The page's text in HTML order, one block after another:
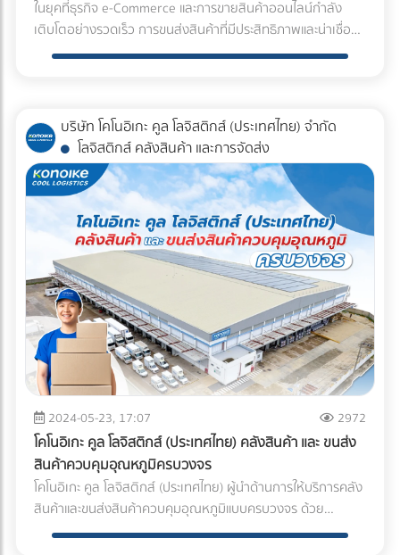
งานเป่าเพื่อลด defect, เป่าเพื่อรีดน้ำออก เป่ารีดน้ำมันออก
อย่างในอุตสาหกรรมการผลิตอลูมิเนียม และอื่นๆอีกมากมาย เรา
มีหัวเป่าลมหลากหลายขนาดตามสายพาน หรือหน้างานนั้นๆ ไม่
ค่าไฟโดยมีทีมขายแนะนำและ สามารถช่วยคุณคำนวณค่าไฟเพื่อ
ประกอบการพิจารณาหากต้องการหารุ่นหัวเป่าลมที่เน้นประหยัด
พลังงานได้อีกด้วย ปืนลมคิเออุจิเลือกหัวเป่าได้ตามความ
ต้องการของลูกค้า เป่ารีเจคตามสายพาน การเพิ่มความชื้นด้วย
หัวฉีดละอองหมอก ไม่ว่าจะเป็นการเพิ่มความชื้นในโรงเรือน เช่น
อุตสาหกรรมการเกษตร ฟาร์ม หรือ การเพิ่มความชื้นในห้อง
Storage สำหรับอุตสาหกรรมอาหาร การเพิ่มความชื้นสำหรับ
อุตสาหกรรม Printing หรือสิ่งทอต่างๆเพื่อลดไฟฟ้าสถิตย์ เรา
สามารถแนะนำหัวฉีดเพื่อไม่ให้หน้างานเปียกด้วยละอองหมอก
7.5 ไมครอน อย่างรุ่น AKIMist®E การฆ่าเชื้อด้วยหัวฉีดสเปรย์
หัวฉีดของอิเคอุจิมีรุ่นแนะนำสำหรับใช้ในการฆ่าเชื้อ หรือนำไปใช้
กับพวกสารเคมีเพื่อฆ่าเชื้ออีกด้วย -หัวฉีดสำหรับอุตรสาหกรรม
รถยนต์ ในหลากหลายขั้นตอนของการผลิตรถยนต์ เรามีหัวฉีด
สำหรับขั้นตอนต่างๆของการผลิต ไม่ว่าจะเป็นกระบวนการ
Sintering, Forging, Casting, Machining, Assembly, Pre-
treatment process หัวฉีดอิเคอุจิสามารถช่วย คุณได้อย่างมี
ประสิทธิภาพในด้าน Humidification, Painting/ Coating,
Cooling Washing and spraying, Stirring, Blow-off Drying
Dust suppression , Fitration and Recycling of Cleaning
water ทางทีมขาย สามารถให้คำปรึกษาและแนะนำหัวฉีดที่เหมาะ
วิถีชีวิตริมน้ำอย่างแท้จริง ในการเดินทางท่องเที่ยวไปยังตลาดน้ำ
คงเป็นคำตอบที่ดีที่สุด ซึ่ง แวนไทย คาราโอเกะ ทัวร์ มีแพ็คเกจ
ชั่นพิเศษในราคาสุดคุ้ม พร้อมกับความสะดวกสบายในการเดิน
ทาง ท่านสามารถเลือกได้ว่าจะเดินทางไปอย่างเดียว หรือว่าจะไป-
กลับ ทางเราก็พร้อมให้บริการ ซึ่งการให้บริการของ แวนไทย
คาราโอเกะ ทัวร์ นั้นมีดังต่อไปนี้ แพคเกจทัวร์ตลาดน้ำ 1 วันไปเช้า
เย็นกลับรถตู้ความจุผู้โดยสาร 13 ท่าน ราคา 4,500 บาทรวมเชื้อ
เพลิงและทางด่วน ให้บริการ10 ชั่วโมง และถ้าหากมีโอเวอร์ไทม์ คิด
ชั่วโมงละ 300 บาท โปรแกรมแรก 1. แม่กลองลายเวย์ตลาดร่มหุบ
2. ล่องเรือเที่ยวตลาดน้ำดำเนิน 3. ขี่ช้างยิงปืนขับรถ ATV หรือ
การแสดงจระเข้ 4. รับประทานอาหารเที่ยงที่ร้านอาหารขวัญ
ดำเนิน และเดินทางกลับกรุงเทพฯ จากกรุงเทพฯมาตลาดน้ำใช้
เวลาเดินทาง 2 ชั่วโมงกลับก็ 2 ชั่วโมงประมาณนี้ถ้ารถไม่ติด ขั้น
ตอนการจอง 1. เลือกรูปแบบการเดินทาง ขาไป-ขาเดียว / ไป-
กลับ 2. เลือกรูปแบบการชำระเงิน ชำระราคาเต็ม / จองล่วงหน้า
3. กดปุ่ม ADD TO CART เพื่อยืนยันการจอง 4. จะมีหน้าแสดง
รายละเอียดของการจองขึ้นมา ให้ตรวจสอบให้เรียบร้อยแล้วกด
ปุ่ม Proceed to checkout เพื่อเข้าสู่หน้ากรอกรายละเอียดต่างๆ
5. ให้กรอกรายละเอียดให้ถูกต้อง และครบถ้วย โดยเฉพาะจุดที่มี (
* ) จะเป็นข้อมูลที่จำเป็น ต้องกรอกข้อมูลให้เรียบร้อย 6. เมื่อ
กรอกข้อมูลเรียบร้อยแล้ว ให้เลื่อนลงมาข้างล่าง จะมีให้เลือกวิธี
การชำระเงิน ซึ่งมีอยู่ 2 รูปแบบคือ – ชำระโดยการโอนเข้าบัญชี ซึ่ง
ในยุคที่ธุรกิจ e-Commerce และการขายสินค้าออนไลน์กำลัง
เติบโตอย่างรวดเร็ว การขนส่งสินค้าที่มีประสิทธิภาพและน่าเชื่อ
ถือจึงเป็นสิ่งสำคัญ โดยเฉพาะอย่างยิ่งสำหรับสินค้าที่ต้อง
ดูแลเป็นพิเศษระหว่างขนส่ง เพื่อรักษาคุณภาพและความปลอดภัย
ของสินค้า โคโนอิเกะ บริษัทขนส่งสินค้าควบคุมอุณหภูมิชั้นนำ
ของไทย ส่งสินค้าควบคุมอุณหภูมิต่างจังหวัด ที่มีประสบการณ์
และความเชี่ยวชาญด้านการขนส่งสินค้าควบคุมอุณหภูมิมายา
วนานกว่า 20 ปี พร้อมให้บริการขนส่งสินค้าควบคุมอุณหภูมิไป
ยังทุกจังหวัดทั่วประเทศ ด้วยมาตรฐานระดับสากล คุณภาพเยี่ยม
และการบริการที่เป็นเลิศ เพื่อสร้างความมั่นใจให้แก่ลูกค้า จุดเด่น
ของบริการขนส่งสินค้าควบคุมอุณหภูมิโดยโคโนอิเกะ ได้แก่ 1. รถ
ขนส่งสินค้าควบคุมอุณหภูมิที่ทันสมัย มีระบบควบคุมอุณหภูมิ
อัตโนมัติ แม่นยำ สามารถปรับอุณหภูมิได้ตามความต้องการของ
สินค้าแต่ละประเภท ตั้งแต่ -25°C ถึง +25°C พร้อมระบบติดตาม
อุณหภูมิแบบ real-time ตลอดการขนส่ง เพื่อให้มั่นใจว่าสินค้าจะ
ได้รับการดูแลอย่างดีที่สุด 2. ทีมงานคนขับและพนักงานที่ผ่านการ
อบรม มีความรู้ความเข้าใจเรื่องการควบคุมอุณหภูมิเป็นอย่างดี
พร้อมดูแลและให้คำแนะนำแก่ลูกค้าในการเตรียมสินค้าสำหรับการ
ขนส่ง เพื่อให้สินค้าถึงมือผู้รับอย่างสมบูรณ์และปลอดภัย 3.
บริการส่งสินค้าด่วนพิเศษ สำหรับลูกค้าที่ต้องการความรวดเร็ว
เป็นพิเศษ สามารถส่งสินค้าถึงปลายทางได้ภายใน 24 ชั่วโมง ทั่ว
ทุกจังหวัดของไทย โดยรับประกันคุณภาพของสินค้าตลอดการ
time ลูกค้าสามารถทราบถึงตำแหน่งที่อยู่ของสินค้าได้ตลอด
บริษัท โคโนอิเกะ คูล โลจิสติกส์ (ประเทศไทย) จำกัด
โลจิสติกส์ คลังสินค้า และการจัดส่ง
2024-05-23, 17:07 2972
โคโนอิเกะ คูล โลจิสติกส์ (ประเทศไทย) คลังสินค้า และ ขนส่ง
สินค้าควบคุมอุณหภูมิครบวงจร
โคโนอิเกะ คูล โลจิสติกส์ (ประเทศไทย) ผู้นำด้านการให้บริการคลัง
สินค้าและขนส่งสินค้าควบคุมอุณหภูมิแบบครบวงจร ด้วย
ประสบการณ์และความเชี่ยวชาญกว่า 20 ปี พร้อมทีมงานมือ